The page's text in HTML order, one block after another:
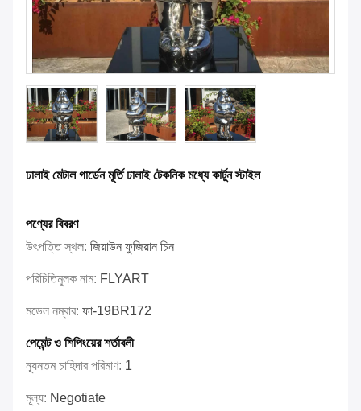
ঢালাই মেটাল গার্ডেন মূর্তি ঢালাই টেকনিক মধ্যে কার্টুন স্টাইল
পণ্যের বিবরণ
উৎপত্তি স্থল: জিয়াউন ফুজিয়ান চিন
পরিচিতিমুলক নাম: FLYART
মডেল নম্বার: ফা-19BR172
পেমেন্ট ও শিপিংয়ের শর্তাবলী
ন্যূনতম চাহিদার পরিমাণ: 1
মূল্য: Negotiate